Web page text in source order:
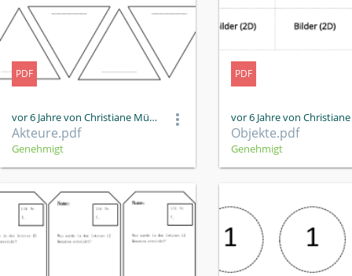
PDF
vor 6 Jahre von Christiane Müller
Akteure.pdf
Genehmigt
PDF
Objekte.pdf
Genehmigt